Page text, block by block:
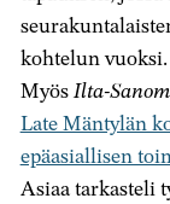
kohtelun vuoksi.
MyösIlta-
Late Mäntylän
epäasiallisen
Asiaa tarkasteli